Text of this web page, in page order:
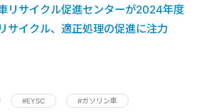
リサイクル促進センターが2024年度
サイクル、適正処理の促進に注力
#EYSC #ガソリン車